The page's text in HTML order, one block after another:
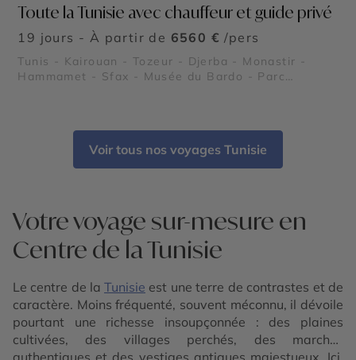
Toute la Tunisie avec chauffeur et guide privé
19 jours - À partir de 6560 € /pers
Tunis - Kairouan - Tozeur - Djerba - Monastir -
Hammamet - Sfax - Musée du Bardo - Parc
Voir tous nos voyages Tunisie
Votre voyage sur-mesure en
Centre de la Tunisie
Le centre de la Tunisie est une terre de contrastes et de
caractère. Moins fréquenté, souvent méconnu, il dévoile
pourtant une richesse insoupçonnée : des plaines
cultivées, des villages perchés, des marchés
authentiques et des vestiges antiques majestueux. Ici,